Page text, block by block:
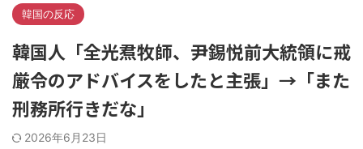
韓国の反応
韓国人「全光焄牧師、尹錫悦前大統領に戒
厳令のアドバイスをしたと主張」→「また
刑務所行きだな」
2026年6月23日